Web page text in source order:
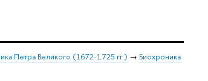
Петра Великого (1672-1725 гг.) → Биохроника